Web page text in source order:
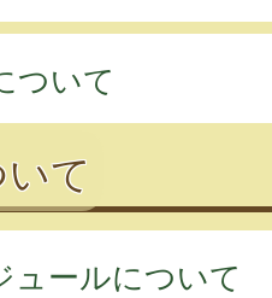
ついて
て
ュールについて